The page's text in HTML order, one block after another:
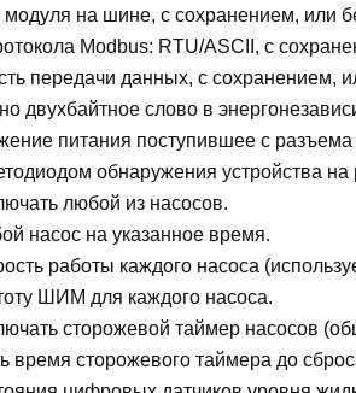
модуля на шине, с сохранением, или
Modbus: RTU/ASCII, с
передачи данных, с сохранением,
двухбайтное слово в
питания поступившее с
обнаружения устройства
любой из насосов.
насос на указанное время.
работы каждого насоса
ШИМ для каждого насоса.
сторожевой таймер насосов
время сторожевого таймера до